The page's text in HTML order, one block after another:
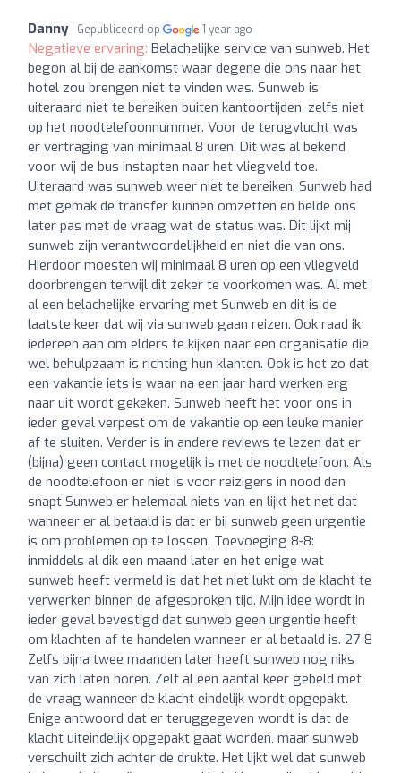
Danny Gepubliceerd op 1 year ago
Negatieve ervaring: Belachelijke service van sunweb. Het
begon al bij de aankomst waar degene die ons naar het
hotel zou brengen niet te vinden was. Sunweb is
uiteraard niet te bereiken buiten kantoortijden, zelfs niet
op het noodtelefoonnummer. Voor de terugvlucht was
er vertraging van minimaal 8 uren. Dit was al bekend
voor wij de bus instapten naar het vliegveld toe.
Uiteraard was sunweb weer niet te bereiken. Sunweb had
met gemak de transfer kunnen omzetten en belde ons
later pas met de vraag wat de status was. Dit lijkt mij
sunweb zijn verantwoordelijkheid en niet die van ons.
Hierdoor moesten wij minimaal 8 uren op een vliegveld
doorbrengen terwijl dit zeker te voorkomen was. Al met
al een belachelijke ervaring met Sunweb en dit is de
laatste keer dat wij via sunweb gaan reizen. Ook raad ik
iedereen aan om elders te kijken naar een organisatie die
wel behulpzaam is richting hun klanten. Ook is het zo dat
een vakantie iets is waar na een jaar hard werken erg
naar uit wordt gekeken. Sunweb heeft het voor ons in
ieder geval verpest om de vakantie op een leuke manier
af te sluiten. Verder is in andere reviews te lezen dat er
(bijna) geen contact mogelijk is met de noodtelefoon. Als
de noodtelefoon er niet is voor reizigers in nood dan
snapt Sunweb er helemaal niets van en lijkt het net dat
wanneer er al betaald is dat er bij sunweb geen urgentie
is om problemen op te lossen. Toevoeging 8-8:
inmiddels al dik een maand later en het enige wat
sunweb heeft vermeld is dat het niet lukt om de klacht te
verwerken binnen de afgesproken tijd. Mijn idee wordt in
ieder geval bevestigd dat sunweb geen urgentie heeft
om klachten af te handelen wanneer er al betaald is. 27-8
Zelfs bijna twee maanden later heeft sunweb nog niks
van zich laten horen. Zelf al een aantal keer gebeld met
de vraag wanneer de klacht eindelijk wordt opgepakt.
Enige antwoord dat er teruggegeven wordt is dat de
klacht uiteindelijk opgepakt gaat worden, maar sunweb
verschuilt zich achter de drukte. Het lijkt wel dat sunweb